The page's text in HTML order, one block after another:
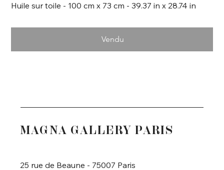
Huile sur toile - 100 cm x 73 cm - 39.37 in x 28.74 in
Vendu
MAGNA GALLERY PARIS
25 rue de Beaune - 75007 Paris